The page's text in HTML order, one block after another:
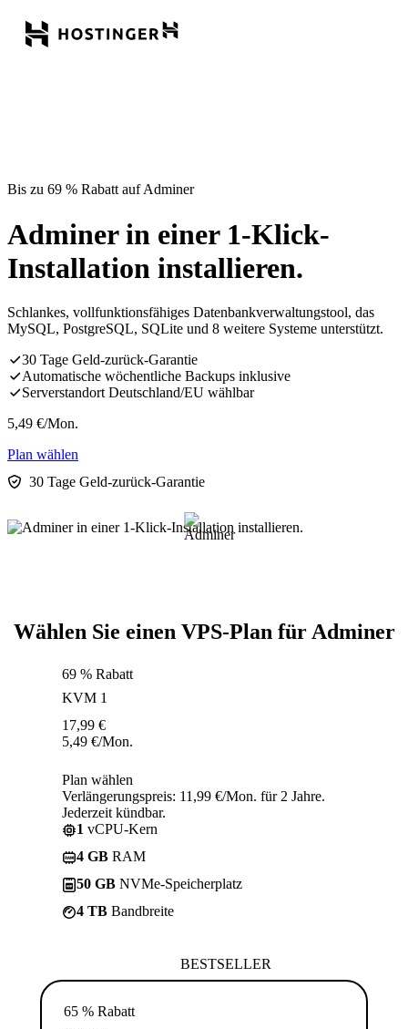
Bis zu 69 % Rabatt auf Adminer
Adminer in einer 1-Klick-
Installation installieren.
Schlankes, vollfunktionsfähiges Datenbankverwaltungstool, das
MySQL, PostgreSQL, SQLite und 8 weitere Systeme unterstützt.
30 Tage Geld-zurück-Garantie
Automatische wöchentliche Backups inklusive
Serverstandort Deutschland/EU wählbar
5,49 €/Mon.
Plan wählen
30 Tage Geld-zurück-Garantie
Wählen Sie einen VPS-Plan für Adminer
69 % Rabatt
KVM 1
17,99 €
5,49 €/Mon.
Plan wählen
Verlängerungspreis: 11,99 €/Mon. für 2 Jahre.
Jederzeit kündbar.
1 vCPU-Kern
4 GB RAM
50 GB NVMe-Speicherplatz
4 TB Bandbreite
BESTSELLER
65 % Rabatt